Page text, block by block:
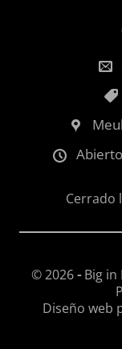
Cerrado
© 2026-Big in
Diseño web